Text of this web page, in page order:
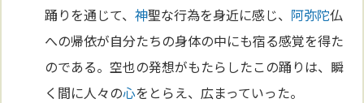
踊りを通じて、神聖な行為を身近に感じ、 阿弥陀仏
への帰依が自分たちの身体の中にも宿る感覚を得た
のである。空也の発想がもたらしたこの踊りは、瞬
く間に人々の心をとらえ、広まっていった。